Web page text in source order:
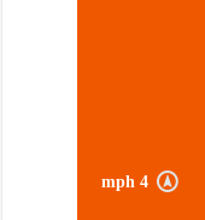
4 mph